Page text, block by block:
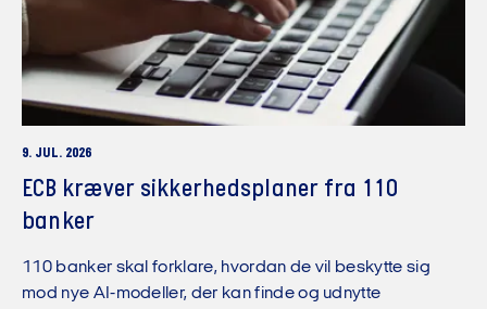
9. JUL. 2026
ECB kræver sikkerhedsplaner fra 110
banker
110 banker skal forklare, hvordan de vil beskytte sig
mod nye AI-modeller, der kan finde og udnytte